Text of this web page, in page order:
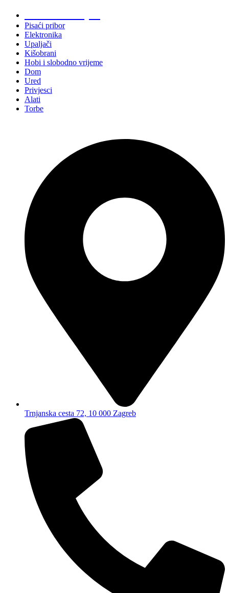
Pisaći pribor
Elektronika
Upaljači
Kišobrani
Hobi i slobodno vrijeme
Dom
Ured
Privjesci
Alati
Torbe
Trnjanska cesta 72, 10 000 Zagreb